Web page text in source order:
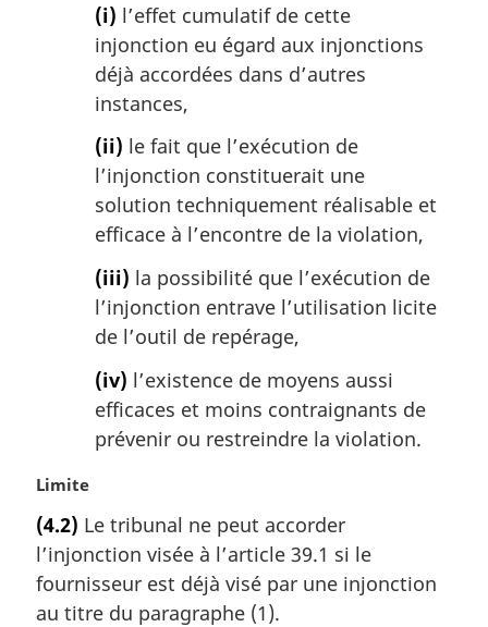
(i) l’effet cumulatif de cette
injonction eu égard aux injonctions
déjà accordées dans d’autres
instances,
(ii) le fait que l’exécution de
l’injonction constituerait une
solution techniquement réalisable et
efficace à l’encontre de la violation,
(iii) la possibilité que l’exécution de
l’injonction entrave l’utilisation licite
de l’outil de repérage,
(iv) l’existence de moyens aussi
efficaces et moins contraignants de
prévenir ou restreindre la violation.
N
t
e
m
a
Limite
(4.2) Le tribunal ne peut accorder
l’injonction visée à l’article 39.1 si le
fournisseur est déjà visé par une injonction
au titre du paragraphe (1).